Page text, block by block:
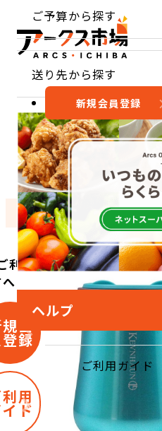
ご予算から探す
送り先から探す
ヘルプ
ご利用ガイド
新規会員登録
おすすめ 特
利用
会
録
用
ド